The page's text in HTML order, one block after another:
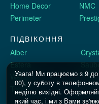
Home Decor
NMC
Perimeter
ПІДВІКОННЯ
Alber
Estera
Werzalit
Topalit
Увага! Ми працюємо з 9
00), у суботу в
неділю вихідні.
який час, і ми з Вами